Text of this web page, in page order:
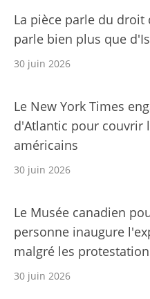
La pièce parle du droit
parle bien plus que
30 juin 2026
Le New York Times
d'Atlantic pour couvrir
américains
30 juin 2026
Le Musée canadien
personne inaugure
malgré les
30 juin 2026